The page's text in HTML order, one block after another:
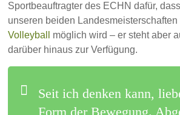
Sportbeauftragter des ECHN dafür,
unseren beiden Landesmeisterschaften
Volleyball möglich wird – er steht aber
darüber hinaus zur Verfügung.
Seit ich denken kann,
Form der Bewegung.